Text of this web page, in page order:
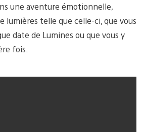
une aventure émotionnelle,
lumières telle que celle-ci, que vous
date de Lumines ou que vous y
fois.